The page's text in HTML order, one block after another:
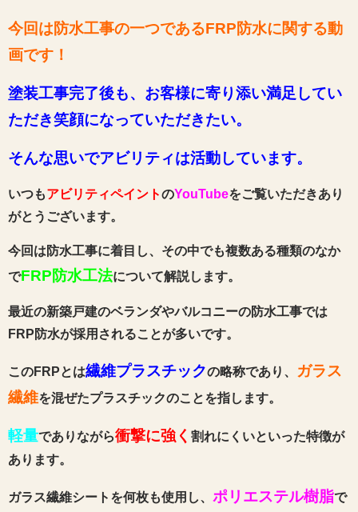
今回は防水工事の一つであるFRP防水に関する動
画です ！
塗装工事完了後も、お客様に寄り添い満足してい
ただき笑顔になっていただきたい。
そんな思いでアビリティは活動しています。
いつもアビリティペイントのYouTubeをご覧いただきあり
がとうございます。
今回は防水工事に着目し、その中でも複数ある種類のなか
でFRP防水工法について解説します。
最近の新築戸建のベランダやバルコニーの防水工事では
FRP防水が採用されることが多いです。
このFRPとは繊維プラスチックの略称であり、
ガラス
繊維を混ぜたプラスチックのことを指します。
軽量でありながら衝撃に強く 割れにくいといった特徴が
あります。
ガラス繊維シートを何枚も使用し、 ポリエステル樹脂で